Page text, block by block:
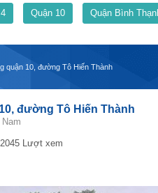
Quận 10 Quận Bình
quận 10, đường Tô Hiến Thành
đường Tô Hiến Thành
Lượt xem